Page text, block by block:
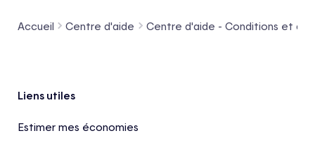
Accueil Centre d'aide Centre d'aide - Conditions et
Pied de page
Liens utiles
Estimer mes économies